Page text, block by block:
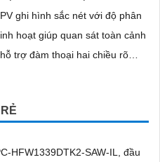
ghi hình sắc nét với độ phân
hoạt giúp quan sát toàn cảnh
HFW1339DTK2-SAW-IL, đầu